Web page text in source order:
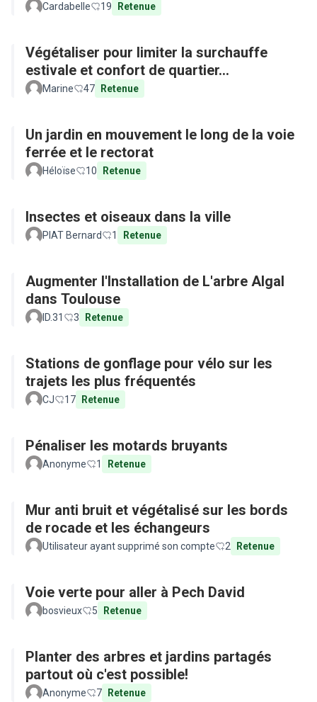
Cardabelle 19 Retenue
Végétaliser pour limiter la surchauffe
estivale et confort de quartier...
Marine 47 Retenue
Un jardin en mouvement le long de la voie
ferrée et le rectorat
Héloïse 10 Retenue
Insectes et oiseaux dans la ville
PIAT Bernard 1 Retenue
Augmenter l'Installation de L'arbre Algal
dans Toulouse
ID.31 3 Retenue
Stations de gonflage pour vélo sur les
trajets les plus fréquentés
CJ 17 Retenue
Pénaliser les motards bruyants
Anonyme 1 Retenue
Mur anti bruit et végétalisé sur les bords
de rocade et les échangeurs
Utilisateur ayant supprimé son compte 2 Retenue
Voie verte pour aller à Pech David
bosvieux 5 Retenue
Planter des arbres et jardins partagés
partout où c'est possible!
Anonyme 7 Retenue